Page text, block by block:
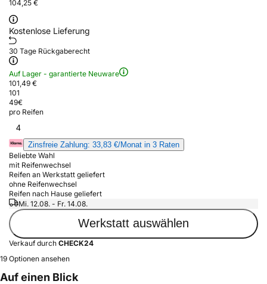
104,25 €
Kostenlose Lieferung
30 Tage Rückgaberecht
Auf Lager - garantierte Neuware
101,49 €
101
49€
pro Reifen
4
Zinsfreie Zahlung: 33,83 €/Monat in 3 Raten
Beliebte Wahl
mit Reifenwechsel
Reifen an Werkstatt geliefert
ohne Reifenwechsel
Reifen nach Hause geliefert
Mi. 12.08. - Fr. 14.08.
Werkstatt auswählen
Verkauf durch CHECK24
19 Optionen ansehen
Auf einen Blick